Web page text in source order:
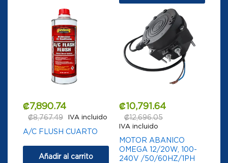
₡7,890.74
₡8,767.49 IVA incluido
A/C FLUSH CUARTO
Añadir al carrito
₡10,791.64
₡12,696.05
IVA incluido
MOTOR ABANICO
OMEGA 12/20W, 100-
240V /50/60HZ/1PH